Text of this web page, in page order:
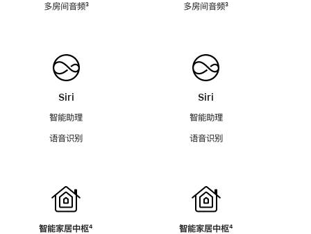
多房间音频脚
³
Siri
智能助理
语音识别
智能家居中枢脚
⁴
多房间音频脚
³
Siri
智能助理
语音识别
智能家居中枢脚
⁴